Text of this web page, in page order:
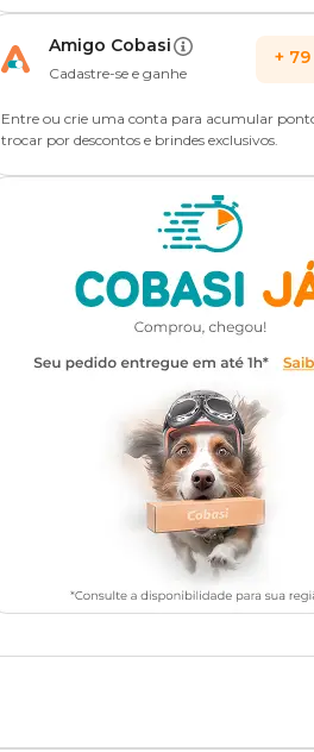
Amigo Cobasi
Cadastre-se e ganhe
+ 79
Entre ou crie uma conta para acumular
trocar por descontos e brindes exclusivos.